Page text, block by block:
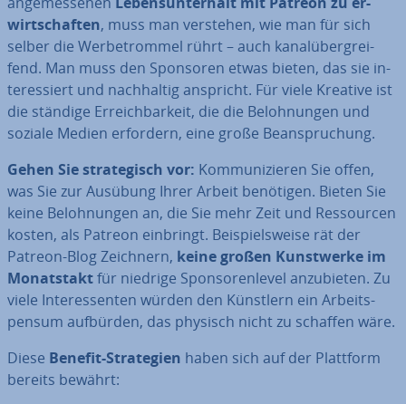
wirt­schaf­ten, muss man verstehen, wie man für sich
selber die Wer­be­trom­mel rührt – auch ka­nal­über­grei­
fend. Man muss den Sponsoren etwas bieten, das sie in­
ter­es­siert und nach­hal­tig anspricht. Für viele Kreative ist
die ständige Er­reich­bar­keit, die die Be­loh­nun­gen und
soziale Medien erfordern, eine große Be­an­spru­chung.
Gehen Sie stra­te­gisch vor: Kom­mu­ni­zie­ren Sie offen,
was Sie zur Ausübung Ihrer Arbeit benötigen. Bieten Sie
keine Be­loh­nun­gen an, die Sie mehr Zeit und Res­sour­cen
kosten, als Patreon einbringt. Bei­spiels­wei­se rät der
Patreon-Blog Zeichnern, keine großen Kunst­wer­ke im
Mo­nats­taktfür niedrige Spon­so­ren­le­vel an­zu­bie­ten. Zu
viele In­ter­es­sen­ten würden den Künstlern ein Ar­beits­
pen­sum aufbürden, das physisch nicht zu schaffen wäre.
Diese Benefit-Stra­te­gien haben sich auf der Plattform
bereits bewährt: